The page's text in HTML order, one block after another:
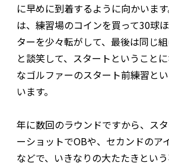
に早めに到着するように向かいま
は、練習場のコインを買って30球
ターを少々転がして、最後は同じ
と談笑して、スタートということ
なゴルファーのスタート前練習と
います。
年に数回のラウンドですから、ス
ーショットでOBや、セカンドのア
などで、いきなりの大たたきとい